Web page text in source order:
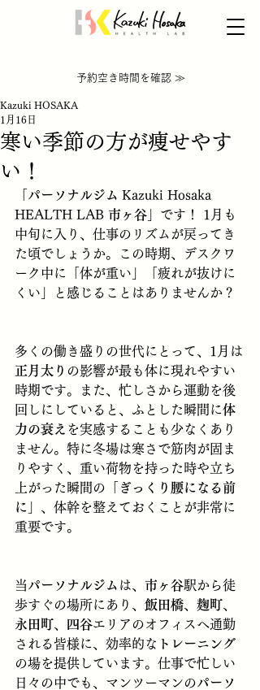
​予約空き時間を確認 ≫
寒い季節の方が痩せやす
い！
Kazuki HOSAKA
1月16日
パーソナルジム Kazuki Hosaka
HEALTH LAB 市ヶ谷 」です！ 1月も
中旬に入り、仕事のリズムが戻ってき
た頃でしょうか。この時期、デスクワ
ーク中に「体が重い」「疲れが抜けに
くい」と感じることはありませんか？
多くの働き盛りの世代にとって、1月は
正月太り の影響が最も体に現れやすい
時期です。また、忙しさから運動を後
回しにしていると、ふとした瞬間に体
力の衰え を実感することも少なくあり
ません。特に冬場は寒さで筋肉が固ま
りやすく、重い荷物を持った時や立ち
上がった瞬間の「
ぎっくり腰になる前
に
」、体幹を整えておくことが非常に
重要です。
当パーソナルジム は、 市ヶ谷駅から徒
歩すぐの場所にあり、 飯田橋 麹町
永田町
四谷エリアのオフィスへ通勤
される皆様に、効率的な トレーニング
の場を提供しています。仕事で忙しい
日々の中でも、マンツーマンのパーソ